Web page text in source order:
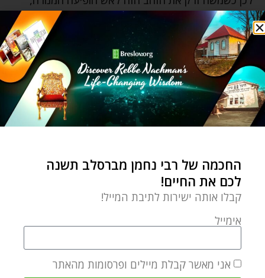
סמל לחשיבה טהורה!
הפרה האדומה, "אימו" של עגל הזהב, מנקה את כל
החשיבה הטמאה של "הילד שלה". כשהיית צעיר יותר
אולי שטפת את המוח על ידי חשיבה שגויה, אבל עכשיו,
אחרי שהתבגרת, אתה בהחלט לטהר אותה ביסודיות
(רש"י על במדבר יט, ב).
שוטפין ה, לה).
אתם מוזמנים ליהנות מחכמתו ומשנתו של רבי נחמן
מברסלב ולהפוך אותה לחלק מכם
החכמה של רבי נחמן מברסלב תשנה
לכם את החיים!
קבלו אותה ישירות לתיבת המייל!
אימייל
אני מאשר קבלת מיילים ופרסומות מהאתר